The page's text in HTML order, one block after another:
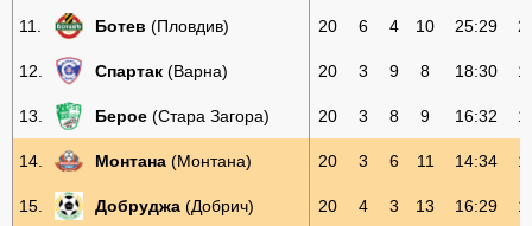
11. Ботев (Пловдив) 20 6 4 10 25:29
12. Спартак (Варна) 20 3 9 8 18:30
13. Берое (Стара Загора) 20 3 8 9 16:32
14. Монтана (Монтана) 20 3 6 11 14:34
15. Добруджа (Добрич) 20 4 3 13 16:29